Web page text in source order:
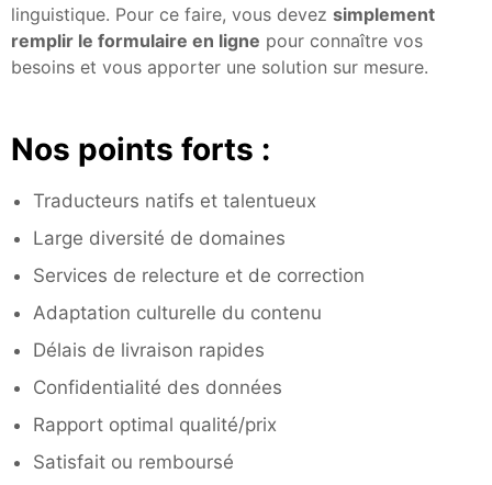
linguistique. Pour ce faire, vous devez simplement
remplir le formulaire en ligne pour connaître vos
besoins et vous apporter une solution sur mesure.
Nos points forts :
Traducteurs natifs et talentueux
Large diversité de domaines
Services de relecture et de correction
Adaptation culturelle du contenu
Délais de livraison rapides
Confidentialité des données
Rapport optimal qualité/prix
Satisfait ou remboursé